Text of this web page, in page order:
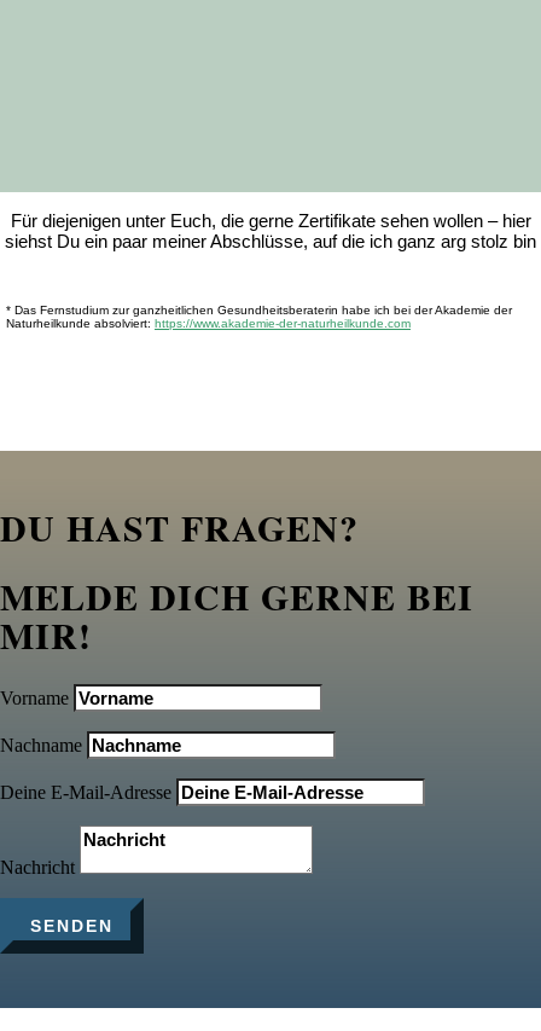
Für diejenigen unter Euch, die gerne Zertifikate sehen wollen – hier
siehst Du ein paar meiner Abschlüsse, auf die ich ganz arg stolz bin
* Das Fernstudium zur ganzheitlichen Gesundheitsberaterin habe ich bei der Akademie der
Naturheilkunde absolviert: https://www.akademie-der-naturheilkunde.com
DU HAST FRAGEN?
MELDE DICH GERNE BEI
MIR!
Vorname
Nachname
Deine E-Mail-Adresse
Nachricht
SENDEN